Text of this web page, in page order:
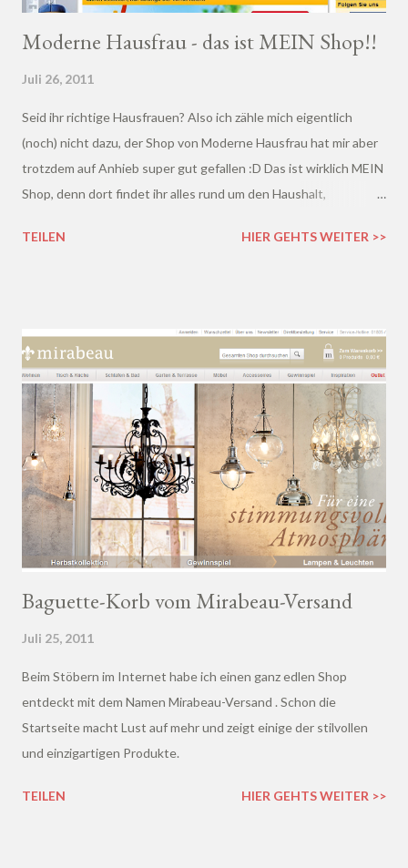
Moderne Hausfrau - das ist MEIN Shop!!
Juli 26, 2011
Seid ihr richtige Hausfrauen? Also ich zähle mich eigentlich
(noch) nicht dazu, der Shop von Moderne Hausfrau hat mir aber
trotzdem auf Anhieb super gut gefallen :D Das ist wirklich MEIN
Shop, denn dort findet ihr alles rund um den Haushalt,
super Preisen (auf die ich ja auch immer ganz gerne gucke^^).
TEILEN HIER GEHTS WEITER >>
Baguette-Korb vom Mirabeau-Versand
Juli 25, 2011
Beim Stöbern im Internet habe ich einen ganz edlen Shop
entdeckt mit dem Namen Mirabeau-Versand . Schon die
Startseite macht Lust auf mehr und zeigt einige der stilvollen
und einzigartigen Produkte.
TEILEN HIER GEHTS WEITER >>